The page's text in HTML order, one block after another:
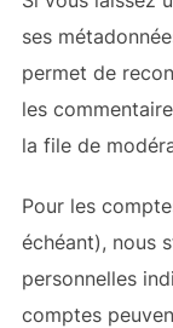
ses
permet de
les
la file de
Pour les
échéant), nous
personnelles
comptes